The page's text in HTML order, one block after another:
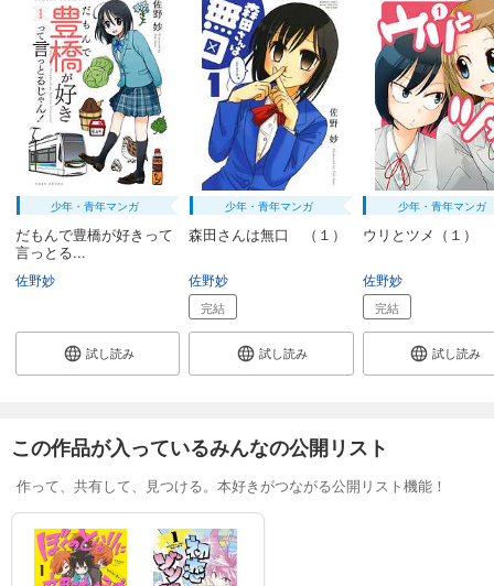
少年・青年マンガ
だもんで豊橋が好きって
言っとる...
佐野妙
試し読み
少年・青年マンガ
森田さんは無口 （１）
佐野妙
完結
試し読み
少年・青年マンガ
ウリとツメ（１）
佐野妙
完結
試し読み
この作品が入っているみんなの公開リスト
作って、共有して、見つける。本好きがつながる公開リスト機能！